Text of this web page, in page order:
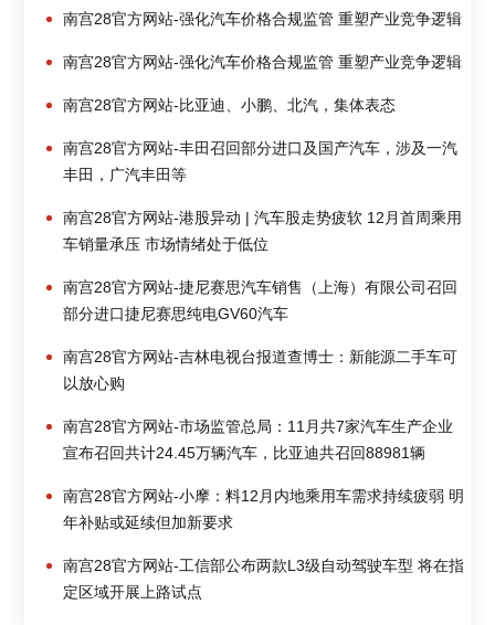
南宫28官方网站-强化汽车价格合规监管 重塑产业竞争逻辑
南宫28官方网站-强化汽车价格合规监管 重塑产业竞争逻辑
南宫28官方网站-比亚迪、小鹏、北汽，集体表态
南宫28官方网站-丰田召回部分进口及国产汽车，涉及一汽
丰田，广汽丰田等
南宫28官方网站-港股异动 | 汽车股走势疲软 12月首周乘用
车销量承压 市场情绪处于低位
南宫28官方网站-捷尼赛思汽车销售（上海）有限公司召回
部分进口捷尼赛思纯电GV60汽车
南宫28官方网站-吉林电视台报道查博士：新能源二手车可
以放心购
南宫28官方网站-市场监管总局：11月共7家汽车生产企业
宣布召回共计24.45万辆汽车，比亚迪共召回88981辆
南宫28官方网站-小摩：料12月内地乘用车需求持续疲弱 明
年补贴或延续但加新要求
南宫28官方网站-工信部公布两款L3级自动驾驶车型 将在指
定区域开展上路试点